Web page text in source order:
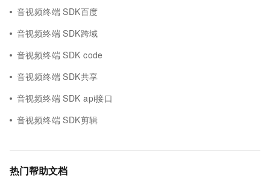
音视频终端 SDK百度
音视频终端 SDK跨域
音视频终端 SDK code
音视频终端 SDK共享
音视频终端 SDK api接口
音视频终端 SDK剪辑
热门帮助文档